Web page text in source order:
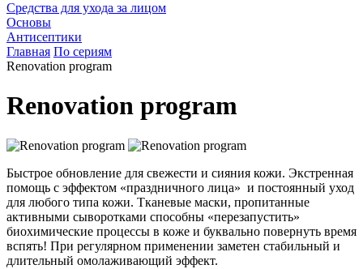
Средства для ухода за лицом
Основы
Антисептики
Главная По сериям
Renovation program
Renovation program
Быстрое обновление для свежести и сияния кожи. Экстренная
помощь с эффектом «праздничного лица» и постоянный уход
для любого типа кожи. Тканевые маски, пропитанные
активными сыворотками способны «перезапустить»
биохимические процессы в коже и буквально повернуть время
вспять! При регулярном применении заметен стабильный и
длительный омолаживающий эффект.